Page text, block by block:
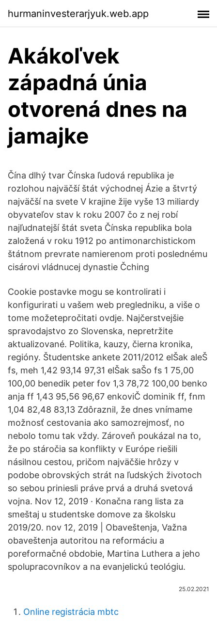
hurmaninvesterarjyuk.web.app
Akákoľvek
západná únia
otvorená dnes na
jamajke
Čína dlhý tvar Čínska ľudová republika je
rozlohou najväčší štát východnej Ázie a štvrtý
najväčší na svete V krajine žije vyše 13 miliardy
obyvateľov stav k roku 2007 čo z nej robí
najľudnatejší štát sveta Čínska republika bola
založená v roku 1912 po antimonarchistickom
štátnom prevrate namierenom proti poslednému
cisárovi vládnucej dynastie Čching
Cookie postavke mogu se kontrolirati i
konfigurirati u vašem web pregledniku, a više o
tome možetepročitati ovdje. Najčerstvejšie
spravodajstvo zo Slovenska, nepretržite
aktualizované. Politika, kauzy, čierna kronika,
regióny. Študentske ankete 2011/2012 elŠak aleŠ
fs, meh 1,42 93,14 97,31 elŠak saŠo fs 1 75,00
100,00 benedik peter fov 1,3 78,72 100,00 benko
anja ff 1,43 95,56 96,67 enkoviČ dominik ff, fnm
1,04 82,48 83,13 Zdôraznil, že dnes vnímame
možnosť cestovania ako samozrejmosť, no
nebolo tomu tak vždy. Zároveň poukázal na to,
že po stáročia sa konflikty v Európe riešili
násilnou cestou, pričom najväčšie hrôzy v
podobe obrovských strát na ľudských životoch
so sebou priniesli práve prvá a druhá svetová
vojna. Nov 12, 2019 · Konačna rang lista za
smeštaj u studentske domove za školsku
2019/20. nov 12, 2019 | Obaveštenja, Važna
obaveštenja autoritou na reformáciu a
poreformačné obdobie, Martina Luthera a jeho
spolupracovníkov a na evanjelickú teológiu.
25.02.2021
Online registrácia mbtc